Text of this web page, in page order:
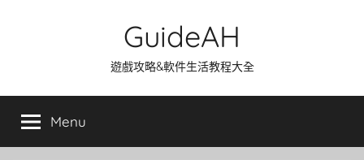
GuideAH
遊戲攻略&軟件生活教程大全
Menu